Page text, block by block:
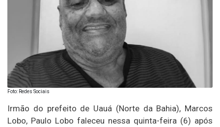
Foto: Redes Sociais
Irmão do prefeito de Uauá (Norte da Bahia), Marcos
Lobo, Paulo Lobo faleceu nessa quinta-feira (6) após